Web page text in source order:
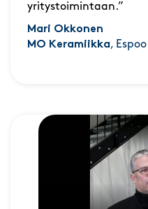
yritystoimintaan.”
Mari Okkonen
MO Keramiikka, Espoo